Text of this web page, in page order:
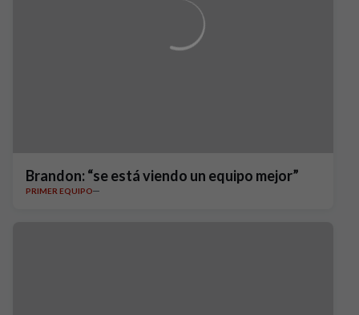
Brandon: “se está viendo un equipo mejor”
PRIMER EQUIPO